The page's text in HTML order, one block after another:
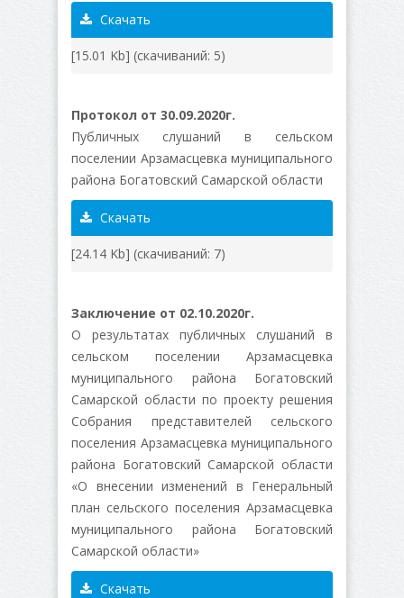
Скачать
[15.01 Kb] (cкачиваний: 5)
Протокол от 30.09.2020г.
Публичных слушаний в сельском
поселении Арзамасцевка муниципального
района Богатовский Самарской области
Скачать
[24.14 Kb] (cкачиваний: 7)
Заключение от 02.10.2020г.
О результатах публичных слушаний в
сельском поселении Арзамасцевка
муниципального района Богатовский
Самарской области по проекту решения
Собрания представителей сельского
поселения Арзамасцевка муниципального
района Богатовский Самарской области
«О внесении изменений в Генеральный
план сельского поселения Арзамасцевка
муниципального района Богатовский
Самарской области»
Скачать